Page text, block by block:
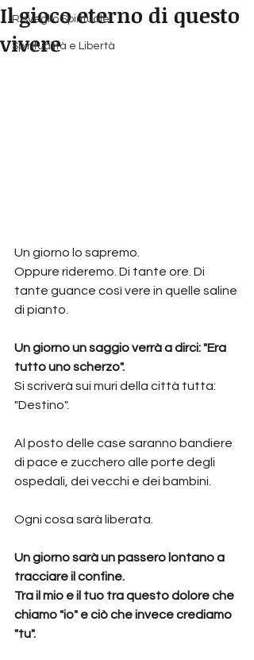
Risveglio Spirituale
Spiritualità e Libertà
Il gioco eterno di questo
vivere
Un giorno lo sapremo.
Oppure rideremo. Di tante ore. Di
tante guance così vere in quelle saline
di pianto.
Un giorno un saggio verrà a dirci: "Era
tutto uno scherzo".
Si scriverà sui muri della città tutta:
"Destino".
Al posto delle case saranno bandiere
di pace e zucchero alle porte degli
ospedali, dei vecchi e dei bambini.
Ogni cosa sarà liberata.
Un giorno sarà un passero lontano a
tracciare il confine.
Tra il mio e il tuo tra questo dolore che
chiamo "io" e ciò che invece crediamo
"tu".